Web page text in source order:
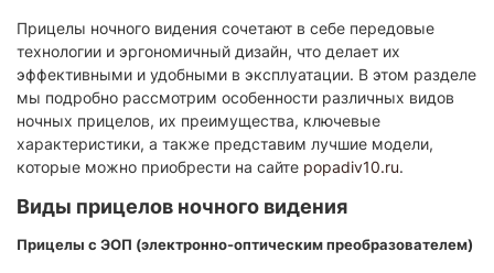
Прицелы ночного видения сочетают в себе передовые
технологии и эргономичный дизайн, что делает их
эффективными и удобными в эксплуатации. В этом разделе
мы подробно рассмотрим особенности различных видов
ночных прицелов, их преимущества, ключевые
характеристики, а также представим лучшие модели,
которые можно приобрести на сайте popadiv10.ru.
Виды прицелов ночного видения
Прицелы с ЭОП (электронно-оптическим преобразователем)